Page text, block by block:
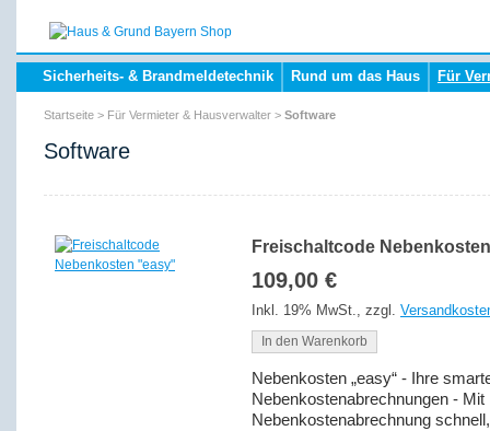
Sicherheits- & Brandmeldetechnik Rund um das Haus Für
Startseite > Für Vermieter & Hausverwalter > Software
Software
Freischaltcode
109,00 €
Inkl. 19% MwSt., zzgl.
In den Warenkorb
Nebenkosten „easy“ - Ihre
Nebenkostenabrechnungen -
Nebenkostenabrechnung